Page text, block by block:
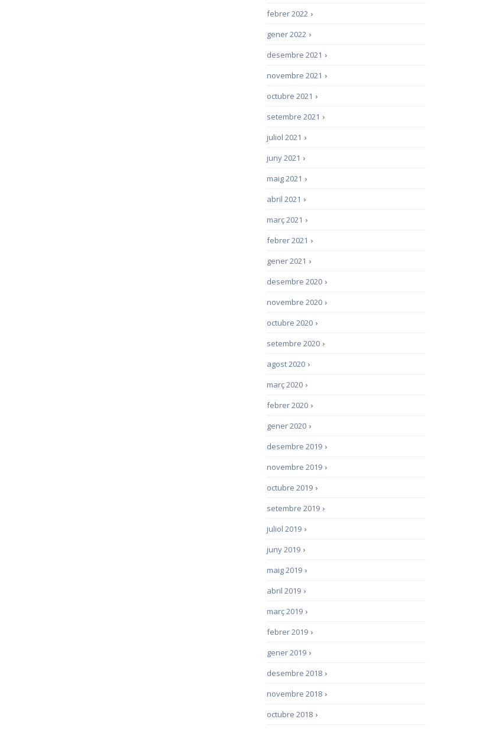
›
febrer 2022
›
gener 2022
›
desembre 2021
›
novembre 2021
›
octubre 2021
›
setembre 2021
›
juliol 2021
›
juny 2021
›
maig 2021
›
abril 2021
›
març 2021
›
febrer 2021
›
gener 2021
›
desembre 2020
›
novembre 2020
›
octubre 2020
›
setembre 2020
›
agost 2020
›
març 2020
›
febrer 2020
›
gener 2020
›
desembre 2019
›
novembre 2019
›
octubre 2019
›
setembre 2019
›
juliol 2019
›
juny 2019
›
maig 2019
›
abril 2019
›
març 2019
›
febrer 2019
›
gener 2019
›
desembre 2018
›
novembre 2018
›
octubre 2018